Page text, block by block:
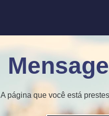
A página que você está